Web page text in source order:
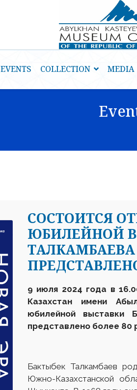
EVENTS COLLECTION MEDIA
СОСТОИТСЯ
ЮБИЛЕЙНОЙ
ТАЛКАМБАЕВА
9 июля 2024 года в
Казахстан имени
юбилейной выставки
представлено более 80
Бактыбек Талкамбаев
Южно-Казахстанской